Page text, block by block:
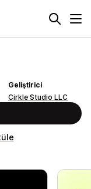
Geliştirici
Cirkle Studio LLC